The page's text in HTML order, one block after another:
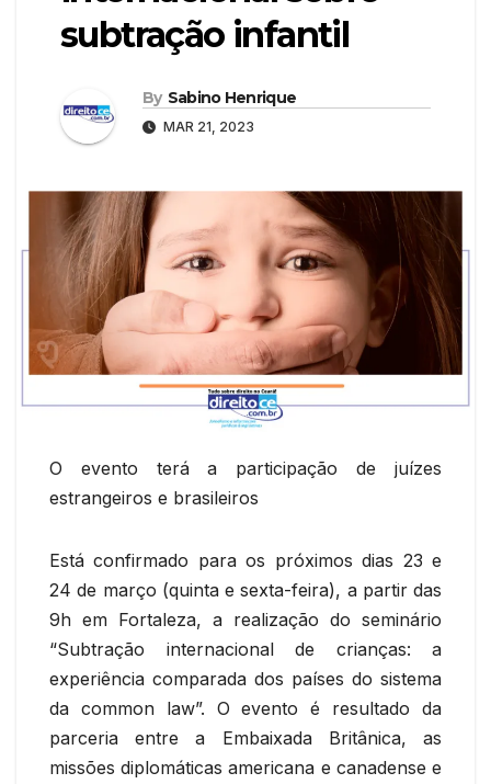
subtração infantil
By Sabino Henrique
MAR 21, 2023
O evento terá a participação de juízes
estrangeiros e brasileiros
Está confirmado para os próximos dias 23 e
24 de março (quinta e sexta-feira), a partir das
9h em Fortaleza, a realização do seminário
“Subtração internacional de crianças: a
experiência comparada dos países do sistema
da common law”. O evento é resultado da
parceria entre a Embaixada Britânica, as
missões diplomáticas americana e canadense e